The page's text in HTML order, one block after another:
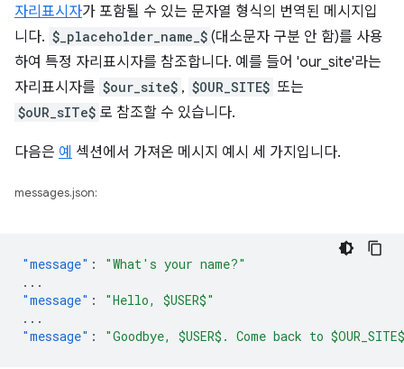
자리표시자가 포함될 수 있는 문자열 형식의 번역된 메시지입
니다. $_placeholder_name_$ (대소문자 구분 안 함)를 사용
하여 특정 자리표시자를 참조합니다. 예를 들어 'our_site'라는
자리표시자를 $our_site$ , $OUR_SITE$ 또는
$oUR_sITe$ 로 참조할 수 있습니다.
다음은 예 섹션에서 가져온 메시지 예시 세 가지입니다.
messages.json:
"message" :
"What's your name?"
...
"message" :
"Hello, $USER$"
...
"message" : "Goodbye, $USER$. Come back to